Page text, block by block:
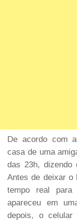
De acordo com
casa de uma
das 23h, dizendo
Antes de deixar o
tempo real para
apareceu em
depois, o celular